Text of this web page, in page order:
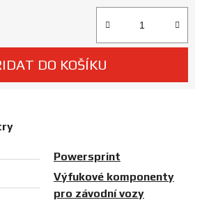
DO KOŠÍKU
Powersprint
Výfukové komponenty
pro závodní vozy